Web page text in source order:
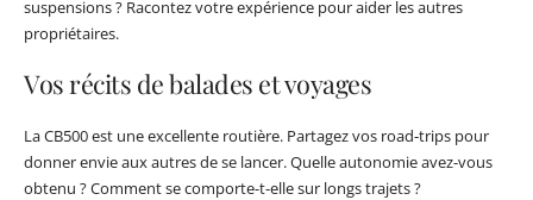
suspensions ? Racontez votre expérience pour aider les autres
propriétaires.
Vos récits de balades et voyages
La CB500 est une excellente routière. Partagez vos road-trips pour
donner envie aux autres de se lancer. Quelle autonomie avez-vous
obtenu ? Comment se comporte-t-elle sur longs trajets ?